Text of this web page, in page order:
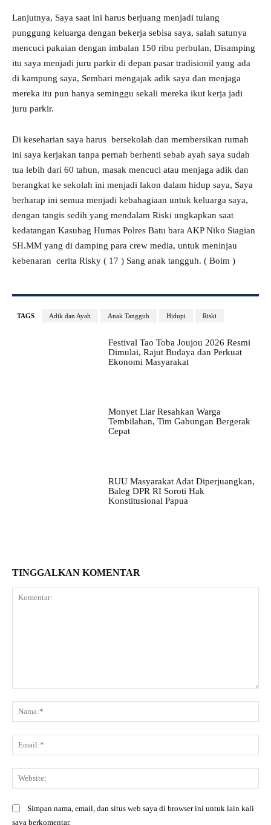
Lanjutnya, Saya saat ini harus berjuang menjadi tulang
punggung keluarga dengan bekerja sebisa saya, salah satunya
mencuci pakaian dengan imbalan 150 ribu perbulan, Disamping
itu saya menjadi juru parkir di depan pasar tradisionil yang ada
di kampung saya, Sembari mengajak adik saya dan menjaga
mereka itu pun hanya seminggu sekali mereka ikut kerja jadi
juru parkir.
Di keseharian saya harus bersekolah dan membersikan rumah
ini saya kerjakan tanpa pernah berhenti sebab ayah saya sudah
tua lebih dari 60 tahun, masak mencuci atau menjaga adik dan
berangkat ke sekolah ini menjadi lakon dalam hidup saya, Saya
berharap ini semua menjadi kebahagiaan untuk keluarga saya,
dengan tangis sedih yang mendalam Riski ungkapkan saat
kedatangan Kasubag Humas Polres Batu bara AKP Niko Siagian
SH.MM yang di damping para crew media, untuk meninjau
kebenaran cerita Risky ( 17 ) Sang anak tangguh. ( Boim )
TAGS Adik dan Ayah Anak Tangguh Hidupi Riski
Festival Tao Toba Joujou 2026 Resmi
Dimulai, Rajut Budaya dan Perkuat
Ekonomi Masyarakat
Monyet Liar Resahkan Warga
Tembilahan, Tim Gabungan Bergerak
Cepat
RUU Masyarakat Adat Diperjuangkan,
Baleg DPR RI Soroti Hak
Konstitusional Papua
TINGGALKAN KOMENTAR
Simpan nama, email, dan situs web saya di browser ini untuk lain kali
saya berkomentar.